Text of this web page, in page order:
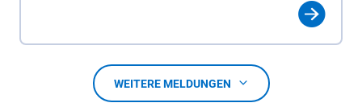
WEITERE MELDUNGEN